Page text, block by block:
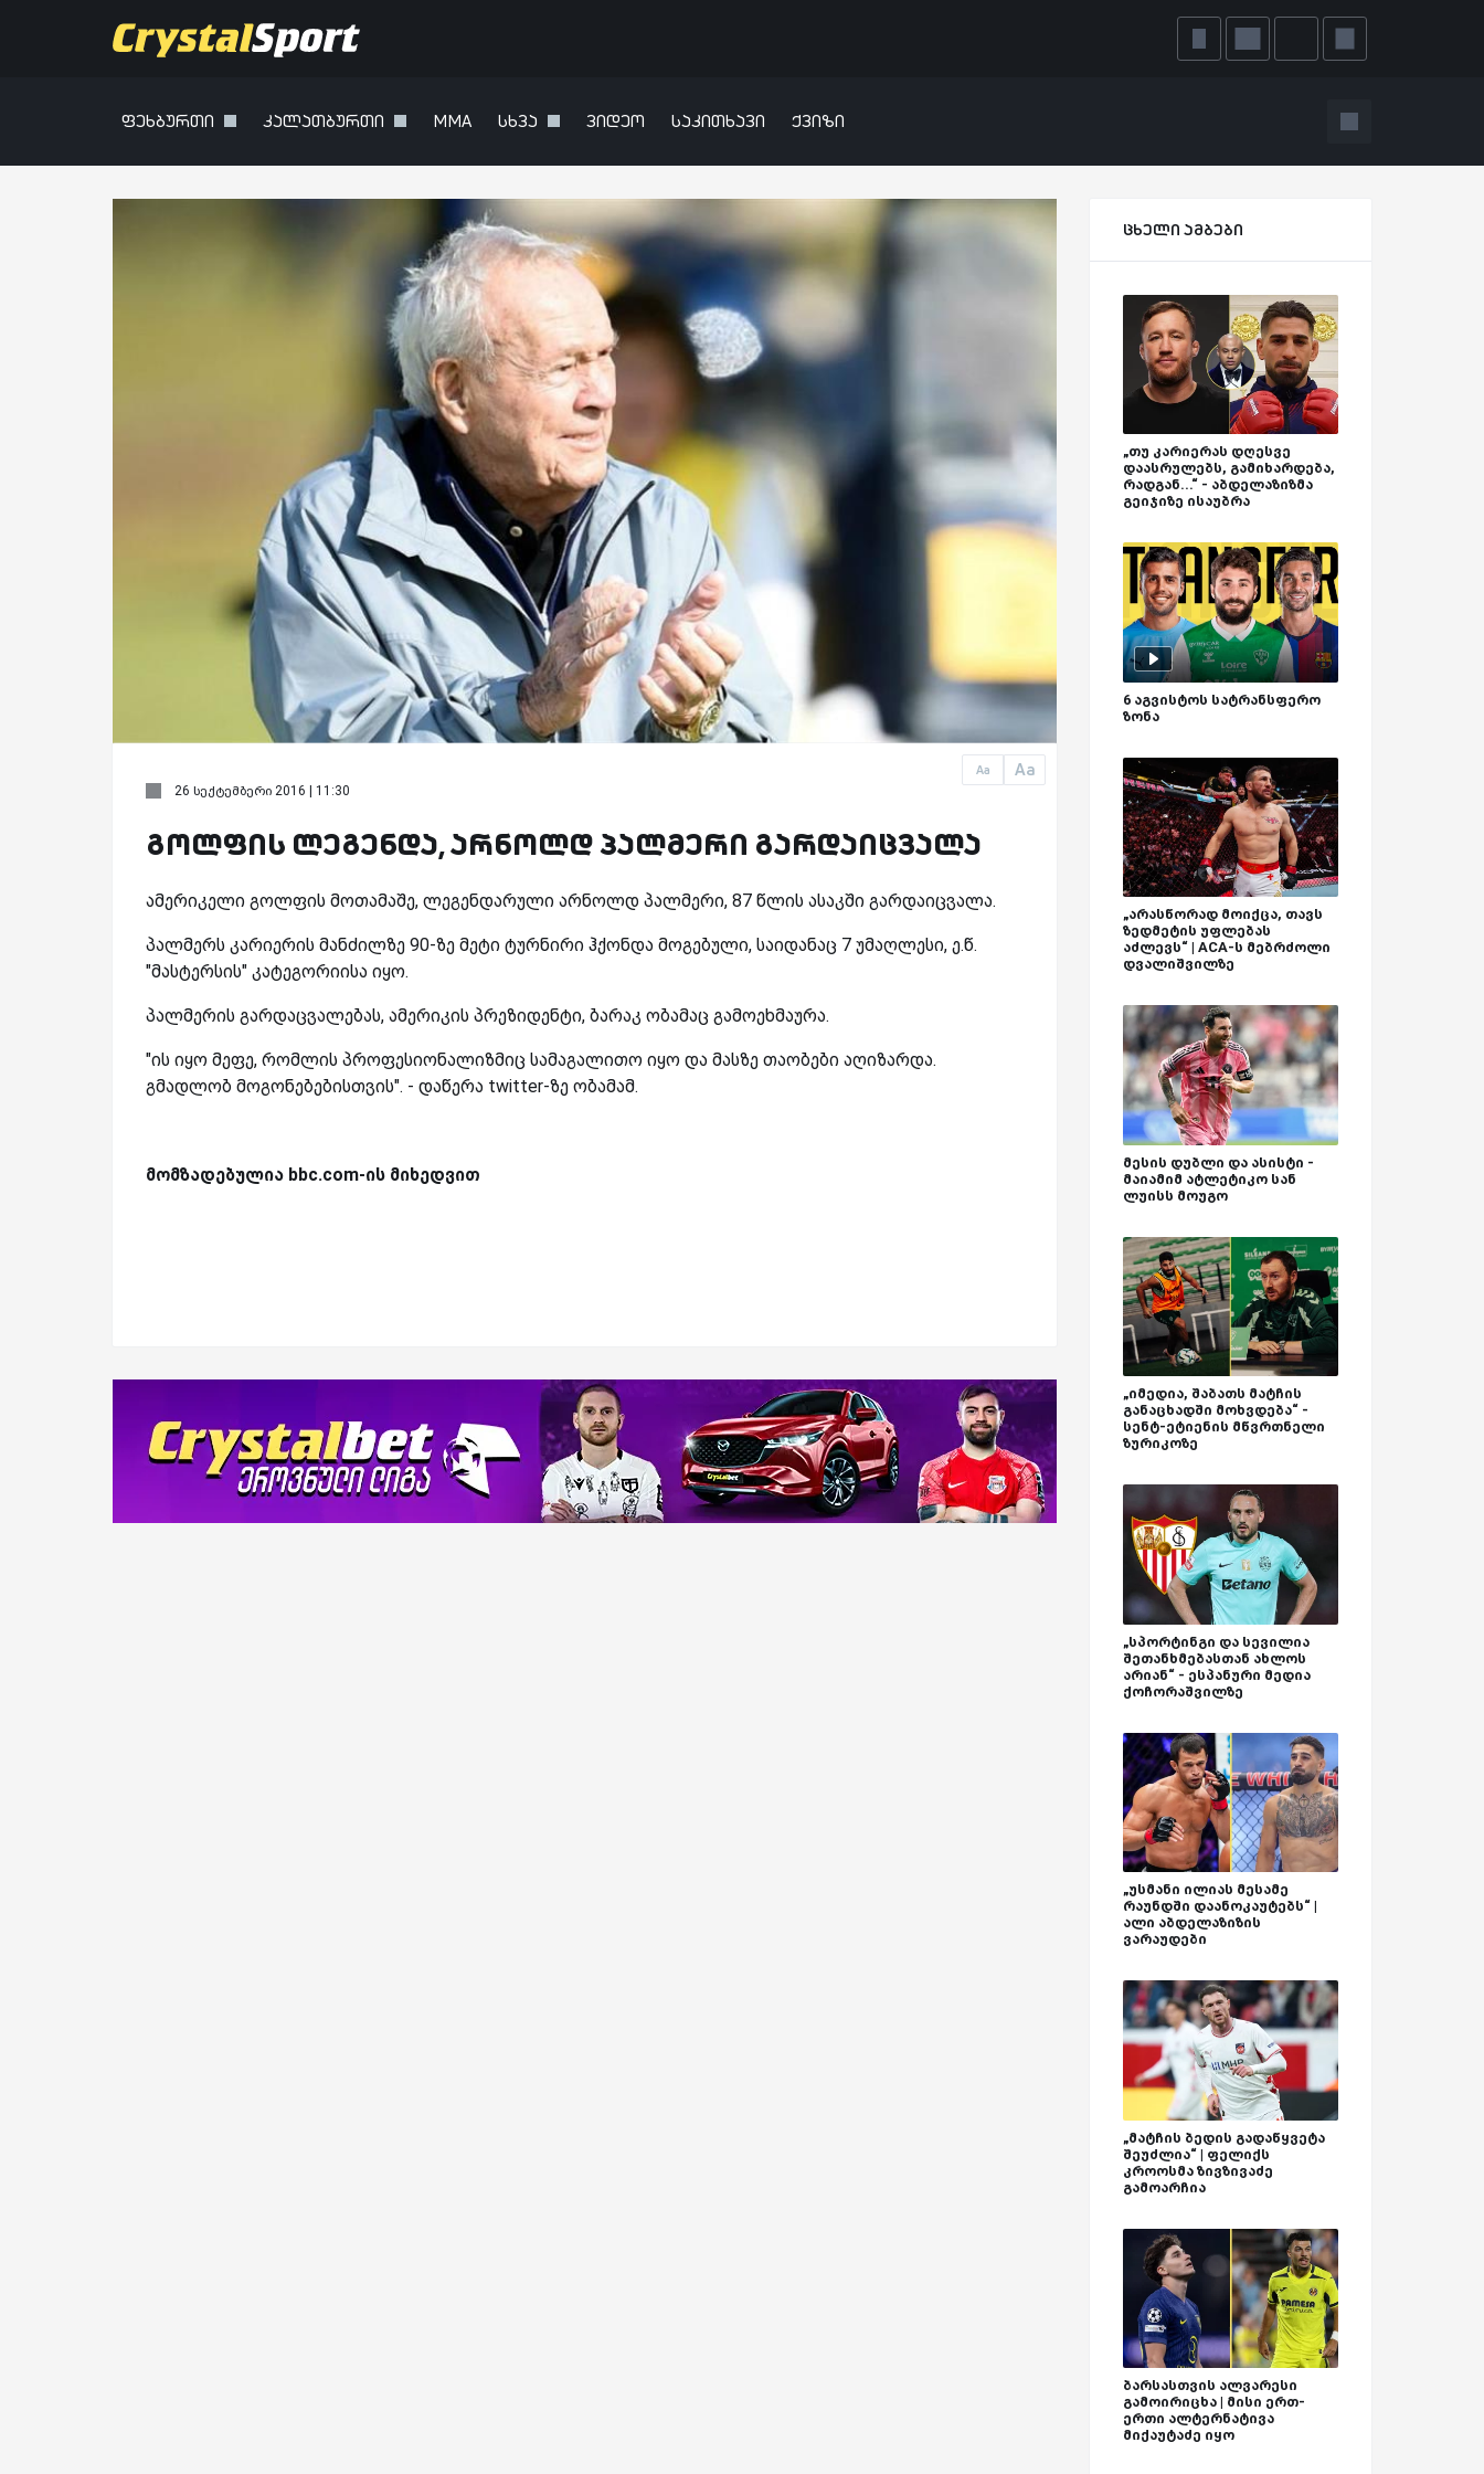
ფეხბურთი კალათბურთი MMA სხვა ვიდეო საკითხავი ქვიზი
Aa Aa
26 სექტემბერი 2016 | 11:30
გოლფის ლეგენდა, არნოლდ პალმერი გარდაიცვალა
ამერიკელი გოლფის მოთამაშე, ლეგენდარული არნოლდ პალმერი, 87 წლის ასაკში გარდაიცვალა.
პალმერს კარიერის მანძილზე 90-ზე მეტი ტურნირი ჰქონდა მოგებული, საიდანაც 7 უმაღლესი, ე.წ.
"მასტერსის" კატეგორიისა იყო.
პალმერის გარდაცვალებას, ამერიკის პრეზიდენტი, ბარაკ ობამაც გამოეხმაურა.
"ის იყო მეფე, რომლის პროფესიონალიზმიც სამაგალითო იყო და მასზე თაობები აღიზარდა.
გმადლობ მოგონებებისთვის". - დაწერა twitter-ზე ობამამ.
მომზადებულია bbc.com-ის მიხედვით
ცხელი ამბები
„თუ კარიერას დღესვე
დაასრულებს, გამიხარდება,
რადგან...“ - აბდელაზიზმა
გეიჯიზე ისაუბრა
6 აგვისტოს სატრანსფერო
ზონა
„არასწორად მოიქცა, თავს
ზედმეტის უფლებას
აძლევს“ | ACA-ს მებრძოლი
დვალიშვილზე
მესის დუბლი და ასისტი -
მაიამიმ ატლეტიკო სან
ლუისს მოუგო
„იმედია, შაბათს მატჩის
განაცხადში მოხვდება“ -
სენტ-ეტიენის მწვრთნელი
ზურიკოზე
„სპორტინგი და სევილია
შეთანხმებასთან ახლოს
არიან“ - ესპანური მედია
ქოჩორაშვილზე
„უსმანი ილიას მესამე
რაუნდში დაანოკაუტებს“ |
ალი აბდელაზიზის
ვარაუდები
„მატჩის ბედის გადაწყვეტა
შეუძლია“ | ფელიქს
კროოსმა ზივზივაძე
გამოარჩია
ბარსასთვის ალვარესი
გამოირიცხა | მისი ერთ-
ერთი ალტერნატივა
მიქაუტაძე იყო